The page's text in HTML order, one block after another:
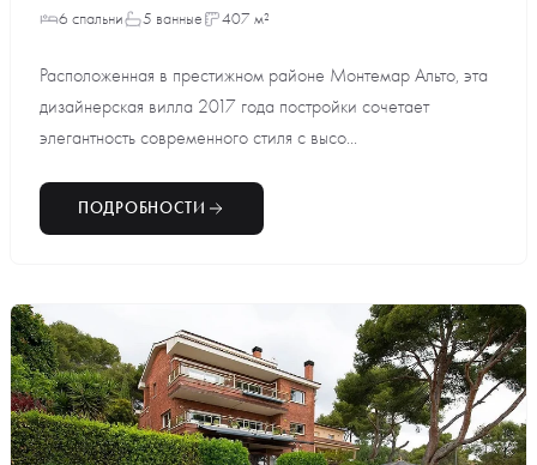
6 спальни 5 ванные 407 м²
Расположенная в престижном районе Монтемар Альто, эта
дизайнерская вилла 2017 года постройки сочетает
элегантность современного стиля с высо...
ПОДРОБНОСТИ